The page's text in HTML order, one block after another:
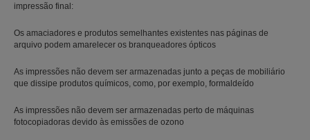
impressão final:
Os amaciadores e produtos semelhantes existentes nas páginas de
arquivo podem amarelecer os branqueadores ópticos
As impressões não devem ser armazenadas junto a peças de mobiliário
que dissipe produtos químicos, como, por exemplo, formaldeído
As impressões não devem ser armazenadas perto de máquinas
fotocopiadoras devido às emissões de ozono